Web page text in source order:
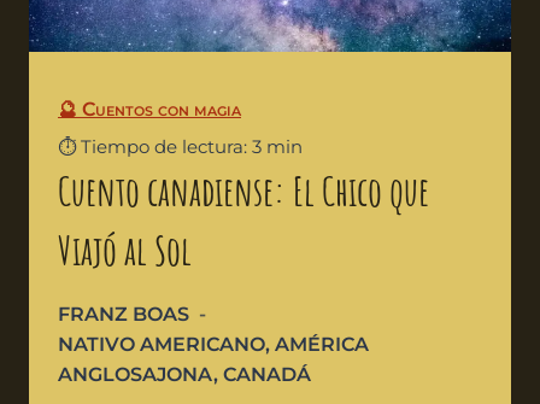
🔮 Cuentos con magia
⏱️ Tiempo de lectura: 3 min
Cuento canadiense: El Chico que
Viajó al Sol
FRANZ BOAS
NATIVO AMERICANO, AMÉRICA
ANGLOSAJONA, CANADÁ